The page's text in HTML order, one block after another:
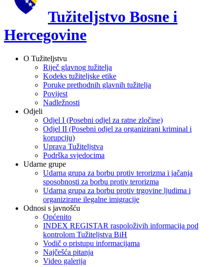
Tužiteljstvo Bosne i
Hercegovine
O Tužiteljstvu
Riječ glavnog tužitelja
Kodeks tužiteljske etike
Poruke prethodnih glavnih tužitelja
Povijest
Nadležnosti
Odjeli
Odjel I (Posebni odjel za ratne zločine)
Odjel II (Posebni odjel za organizirani kriminal i
korupciju)
Uprava Tužiteljstva
Podrška svjedocima
Udarne grupe
Udarna grupa za borbu protiv terorizma i jačanja
sposobnosti za borbu protiv terorizma
Udarna grupa za borbu protiv trgovine ljudima i
organizirane ilegalne imigracije
Odnosi s javnošću
Općenito
INDEX REGISTAR raspoloživih informacija pod
kontrolom Tužiteljstva BiH
Vodič o pristupu informacijama
Najčešća pitanja
Video galerija